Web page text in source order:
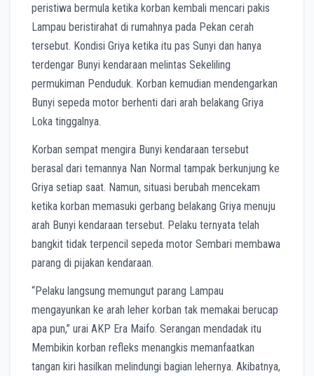
peristiwa bermula ketika korban kembali mencari pakis
Lampau beristirahat di rumahnya pada Pekan cerah
tersebut. Kondisi Griya ketika itu pas Sunyi dan hanya
terdengar Bunyi kendaraan melintas Sekeliling
permukiman Penduduk. Korban kemudian mendengarkan
Bunyi sepeda motor berhenti dari arah belakang Griya
Loka tinggalnya.
Korban sempat mengira Bunyi kendaraan tersebut
berasal dari temannya Nan Normal tampak berkunjung ke
Griya setiap saat. Namun, situasi berubah mencekam
ketika korban memasuki gerbang belakang Griya menuju
arah Bunyi kendaraan tersebut. Pelaku ternyata telah
bangkit tidak terpencil sepeda motor Sembari membawa
parang di pijakan kendaraan.
“Pelaku langsung memungut parang Lampau
mengayunkan ke arah leher korban tak memakai berucap
apa pun,” urai AKP Era Maifo. Serangan mendadak itu
Membikin korban refleks menangkis memanfaatkan
tangan kiri hasilkan melindungi bagian lehernya. Akibatnya,